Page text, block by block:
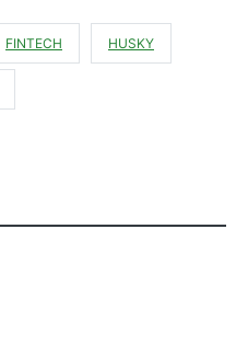
FINTECH HUSKY